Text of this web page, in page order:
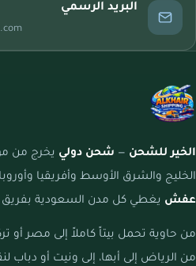
البريد الرسمي
الخير للشحن — شحن دولي يخرج من
الخليج والشرق الأوسط وأفريقيا
عفش يغطي كل مدن السعودية
من حاوية تحمل بيتاً كاملاً إلى مصر أو
من الرياض إلى أبها، إلى ونيت أو دباب